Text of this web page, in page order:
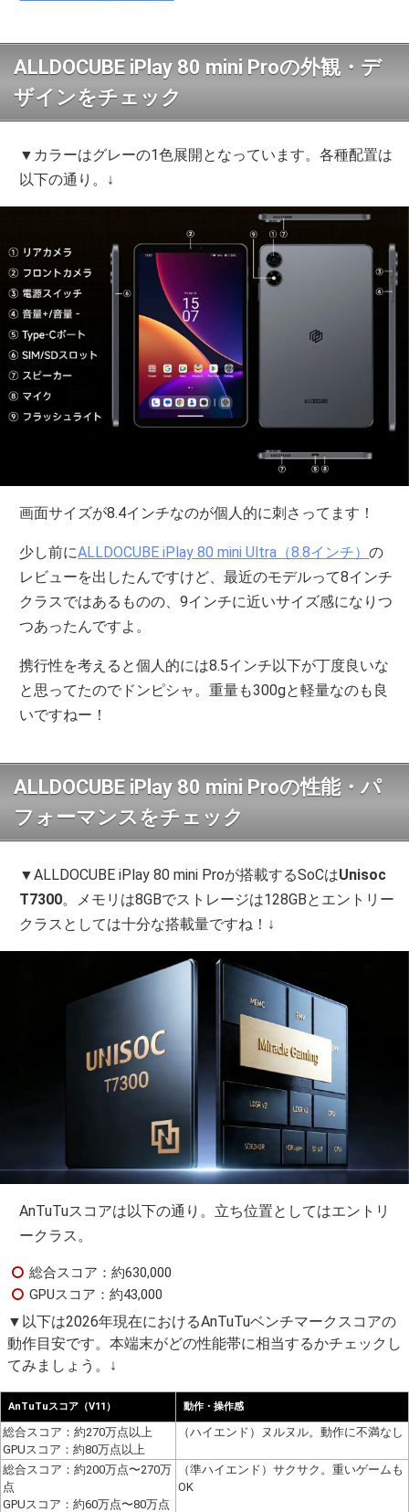
ALLDOCUBE iPlay 80 mini Proの外観・デ
ザインをチェック
▼カラーはグレーの1色展開となっています。各種配置は
以下の通り。↓
画面サイズが8.4インチなのが個人的に刺さってます！
少し前にALLDOCUBE iPlay 80 mini Ultra（8.8インチ）の
レビューを出したんですけど、最近のモデルって8インチ
クラスではあるものの、9インチに近いサイズ感になりつ
つあったんですよ。
携行性を考えると個人的には8.5インチ以下が丁度良いな
と思ってたのでドンピシャ。重量も300gと軽量なのも良
いですねー！
ALLDOCUBE iPlay 80 mini Proの性能・パ
フォーマンスをチェック
▼ALLDOCUBE iPlay 80 mini Proが搭載するSoCはUnisoc
T7300。メモリは8GBでストレージは128GBとエントリー
クラスとしては十分な搭載量ですね！↓
AnTuTuスコアは以下の通り。立ち位置としてはエントリ
ークラス。
総合スコア：約630,000
GPUスコア：約43,000
▼以下は2026年現在におけるAnTuTuベンチマークスコアの
動作目安です。本端末がどの性能帯に相当するかチェックし
てみましょう。↓
AnTuTuスコア（V11） 動作・操作感
総合スコア：約270万点以上
GPUスコア：約80万点以上
（ハイエンド）ヌルヌル。動作に不満なし
総合スコア：約200万点〜270万
点
GPUスコア：約60万点〜80万点
（準ハイエンド）サクサク。重いゲームも
OK